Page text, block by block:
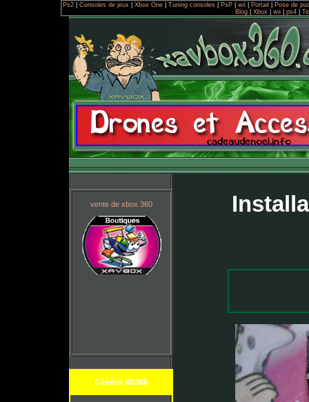
Ps2| Consoles de jeux| Xbox One| Tuning consoles| PsP| wii| Portail
Pose de
Blog
Xbox wii ps4
vente de xbox 360
Général XB360